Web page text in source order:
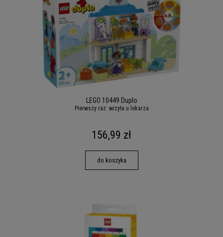
LEGO 10449 Duplo
Pierwszy raz: wizyta u lekarza
156,99 zł
do koszyka